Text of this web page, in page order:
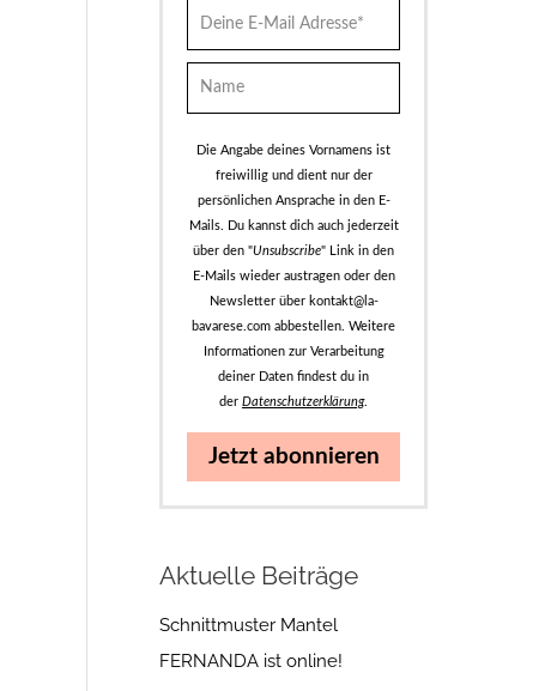
Die Angabe deines Vornamens ist
freiwillig und dient nur der
persönlichen Ansprache in den E-
Mails. Du kannst dich auch jederzeit
über den "Unsubscribe" Link in den
E-Mails wieder austragen oder den
Newsletter über kontakt@la-
bavarese.com abbestellen. Weitere
Informationen zur Verarbeitung
deiner Daten findest du in
der Datenschutzerklärung.
Jetzt abonnieren
Aktuelle Beiträge
Schnittmuster Mantel
FERNANDA ist online!